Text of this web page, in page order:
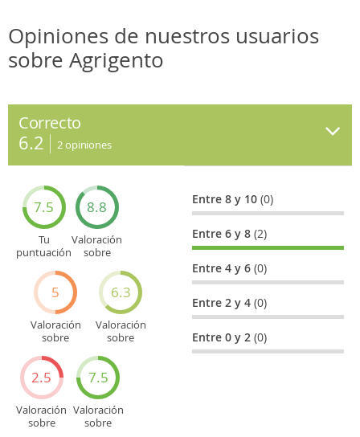
Opiniones de nuestros usuarios
sobre Agrigento
Correcto
6.2 2opiniones
7.5
Tu
puntuación
8.8
Valoración
sobre
5
Valoración
sobre
6.3
Valoración
sobre
turísticos
2.5
Valoración
sobre
7.5
Valoración
sobre
Entre 8 y 10(0)
Entre 6 y 8(2)
Entre 4 y 6(0)
Entre 2 y 4(0)
Entre 0 y 2(0)